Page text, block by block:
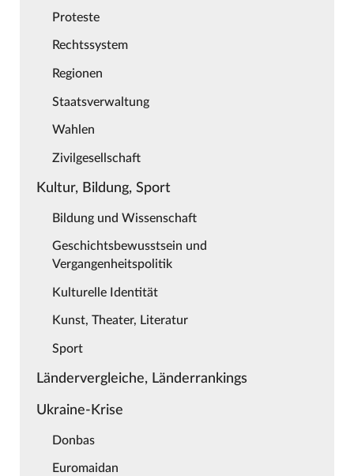
Proteste
Rechtssystem
Regionen
Staatsverwaltung
Wahlen
Zivilgesellschaft
Kultur, Bildung, Sport
Bildung und Wissenschaft
Geschichtsbewusstsein und
Vergangenheitspolitik
Kulturelle Identität
Kunst, Theater, Literatur
Sport
Ländervergleiche, Länderrankings
Ukraine-Krise
Donbas
Euromaidan